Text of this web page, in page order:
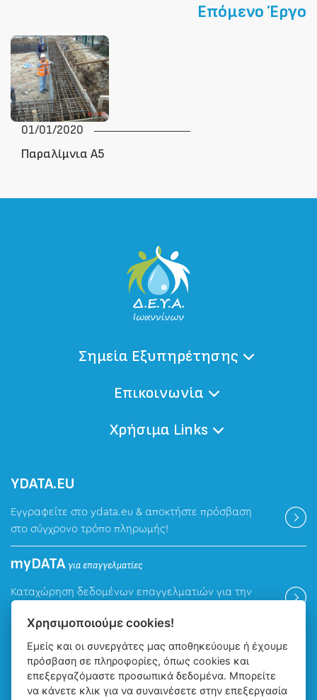
Επόμενο Έργο
01/01/2020
Παραλίμνια Α5
Σημεία Εξυπηρέτησης
Επικοινωνία
Χρήσιμα Links
ΥDATA.EU
Εγγραφείτε στο ydata.eu & αποκτήστε πρόσβαση
στο σύγχρονο τρόπο πληρωμής!
myDATAγια επαγγελματίες
Καταχώρηση δεδομένων επαγγελματιών για την
Βρείτε μας
Χρησιμοποιούμε cookies!
Εμείς και οι συνεργάτες μας αποθηκεύουμε ή έχουμε
πρόσβαση σε πληροφορίες, όπως cookies και
επεξεργαζόμαστε προσωπικά δεδομένα. Μπορείτε
να κάνετε κλικ για να συναινέσετε στην επεξεργασία